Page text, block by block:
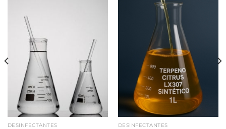
DESINFECTANTES DESINFECTANTES